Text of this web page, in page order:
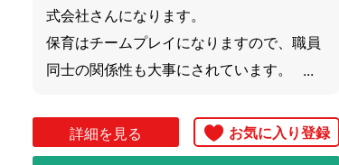
式会社さんになります。
保育はチームプレイになりますので、職員
同士の関係性も大事にされています。
されているそうです
また人材育成（研修）にも力をいれてお
詳細を見る